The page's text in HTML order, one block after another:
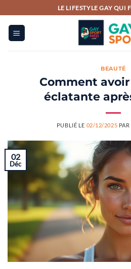
au
contenu
LE LIFESTYLE GAY QUI
BEAUTÉ
Comment
éclatante
PUBLIÉ LE 02/12/2025 PAR
02
Déc